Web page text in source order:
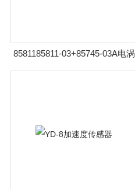
8581185811-03+85745-03A电涡
流传感器